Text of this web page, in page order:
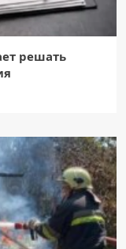
решать